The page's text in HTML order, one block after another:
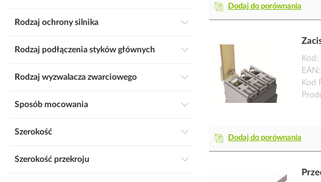
Dodaj do porównania
Kod
EAN
Kod
Dodaj do porównania
Rodzaj ochrony silnika
Rodzaj podłączenia styków głównych
Rodzaj wyzwalacza zwarciowego
Sposób mocowania
Szerokość
Szerokość przekroju